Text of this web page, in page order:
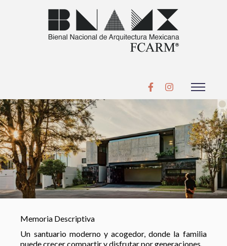
Memoria Descriptiva
Un santuario moderno y acogedor, donde la familia
puede crecer compartir y disfrutar por generaciones.